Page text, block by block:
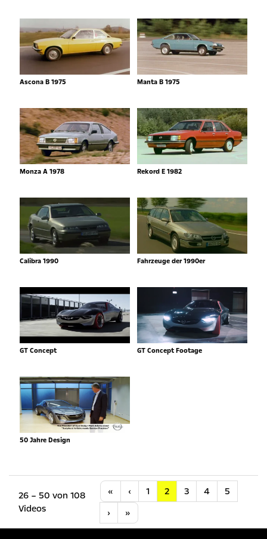
Ascona B 1975 Manta B 1975
Monza A 1978 Rekord E 1982
Calibra 1990 Fahrzeuge der 1990er
GT Concept GT Concept Footage
50 Jahre Design
26 – 50 von 108
Videos
«Anfang
‹Vorherige
1 2 3 4
5
›Nächste
»Letzte